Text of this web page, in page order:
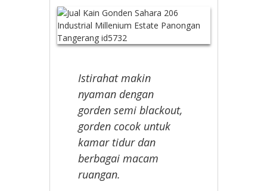
Istirahat makin
nyaman dengan
gorden semi blackout,
gorden cocok untuk
kamar tidur dan
berbagai macam
ruangan.